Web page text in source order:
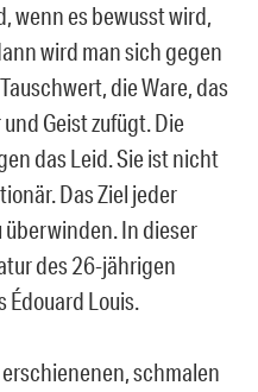
wenn es bewusst wird,
wird man sich gegen
die Ware, das
Geist zufügt. Die
das Leid. Sie ist nicht
Das Ziel jeder
überwinden. In dieser
des 26-jährigen
Louis.
schmalen